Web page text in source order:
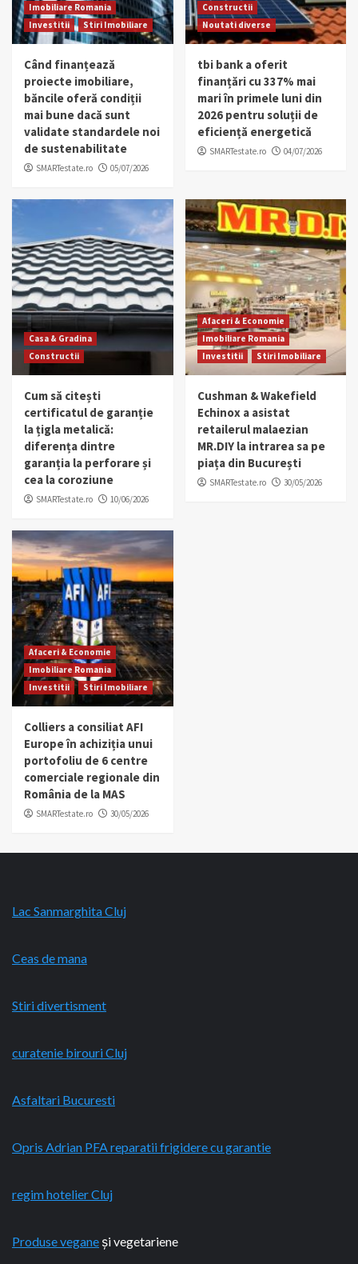
Imobiliare Romania
Investitii
Stiri Imobiliare
Când finanțează
proiecte imobiliare,
băncile oferă condiții
mai bune dacă sunt
validate standardele noi
de sustenabilitate
SMARTestate.ro 05/07/2026
Constructii
Noutati diverse
tbi bank a oferit
finanțări cu 337% mai
mari în primele luni din
2026 pentru soluții de
eficiență energetică
SMARTestate.ro 04/07/2026
Casa & Gradina
Constructii
Cum să citești
certificatul de garanție
la țigla metalică:
diferența dintre
garanția la perforare și
cea la coroziune
SMARTestate.ro 10/06/2026
Afaceri & Economie
Imobiliare Romania
Investitii
Stiri Imobiliare
Cushman & Wakefield
Echinox a asistat
retailerul malaezian
MR.DIY la intrarea sa pe
piața din București
SMARTestate.ro 30/05/2026
Afaceri & Economie
Imobiliare Romania
Investitii
Stiri Imobiliare
Colliers a consiliat AFI
Europe în achiziția unui
portofoliu de 6 centre
comerciale regionale din
România de la MAS
SMARTestate.ro 30/05/2026
Lac Sanmarghita Cluj
Ceas de mana
Stiri divertisment
curatenie birouri Cluj
Asfaltari Bucuresti
Opris Adrian PFA reparatii frigidere cu garantie
regim hotelier Cluj
Produse vegane și vegetariene